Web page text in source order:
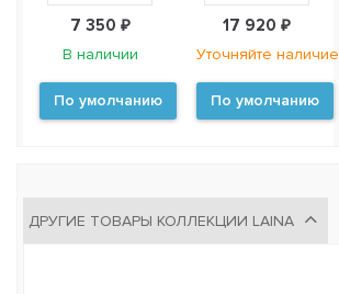
7 350 ₽
В наличии
По умолчанию
17 920 ₽
Уточняйте наличие
По умолчанию
ДРУГИЕ ТОВАРЫ КОЛЛЕКЦИИ LAINA